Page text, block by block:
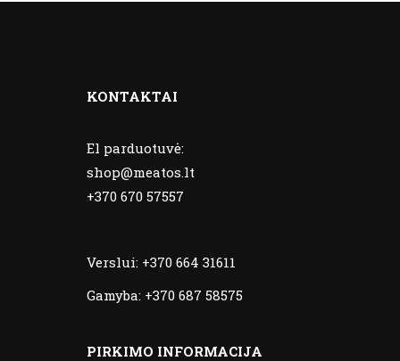
KONTAKTAI
El parduotuvė:
shop@meatos.lt
+370 670 57557
Verslui: +370 664 31611
Gamyba: +370 687 58575
PIRKIMO INFORMACIJA